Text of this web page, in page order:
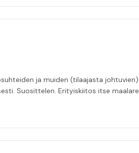
ja muiden (tilaajasta
Suosittelen. Erityiskiitos itse